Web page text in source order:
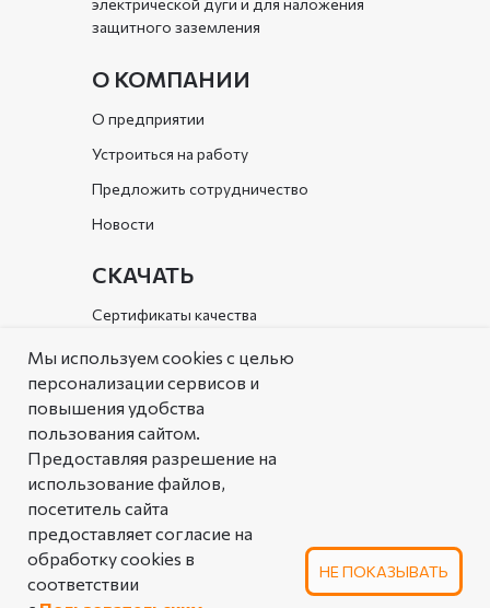
Мы используем cookies с целью
персонализации сервисов и
повышения удобства
пользования сайтом.
Предоставляя разрешение на
использование файлов,
посетитель сайта
предоставляет согласие на
обработку cookies в
соответствии
НЕ ПОКАЗЫВАТЬ
Аналоговая таблица
линейной арматуры
Типовые решения
РЕШЕНИЯ
Каталог
Документы организации
Сертификаты качества
СКАЧАТЬ
Новости
Предложить сотрудничество
Устроиться на работу
О предприятии
О КОМПАНИИ
электрической дуги и для наложения
защитного заземления
ПОЛЬЗОВАТЕЛЬСКОЕ СОГЛАШЕНИЕ